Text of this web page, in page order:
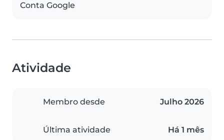
Conta Google
Atividade
Membro desde Julho 2026
Última atividade Há 1 mês